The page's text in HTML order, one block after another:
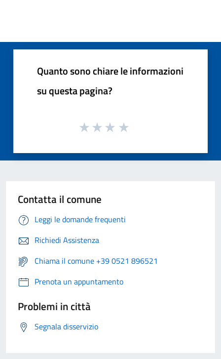
Quanto sono chiare le informazioni
su questa pagina?
Contatta il comune
Leggi le domande frequenti
Richiedi Assistenza
Chiama il comune +39 0521 896521
Prenota un appuntamento
Problemi in città
Segnala disservizio